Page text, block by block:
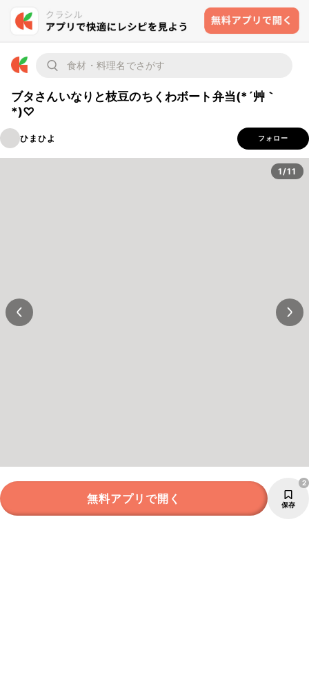
ブタさんいなりと枝豆のちくわボート弁当(*´艸｀
*)♡
ひまひよ フォロー
1/11
無料アプリで開く 保存
2